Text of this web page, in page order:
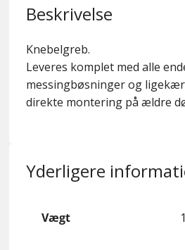
Beskrivelse
Knebelgreb.
Leveres komplet med alle
messingbøsninger og
direkte montering på ældre
Yderligere
Vægt